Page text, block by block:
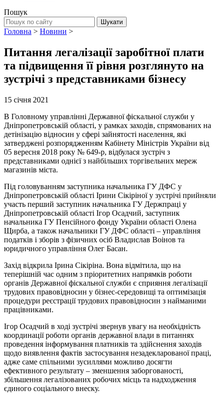
Пошук
Головна > Новини >
Питання легалізації заробітної плати
та підвищення її рівня розглянуто на
зустрічі з представниками бізнесу
15 січня 2021
В Головному управлінні Державної фіскальної служби у
Дніпропетровській області, у рамках заходів, спрямованих на
детінізацію відносин у сфері зайнятості населення, які
затверджені розпорядженням Кабінету Міністрів України від
05 вересня 2018 року № 649-р, відбулася зустріч з
представниками однієї з найбільших торгівельних мереж
магазинів міста.
Під головуванням заступника начальника ГУ ДФС у
Дніпропетровській області Ірини Сікіріної у зустрічі прийняли
участь перший заступник начальника ГУ Держпраці у
Дніпропетровській області Ігор Осадчий, заступник
начальника ГУ Пенсійного фонду України області Олена
Щирба, а також начальники ГУ ДФС області – управління
податків і зборів з фізичних осіб Владислав Воінов та
юридичного управління Олег Басан.
Захід відкрила Ірина Сікіріна. Вона відмітила, що на
теперішній час одним з пріоритетних напрямків роботи
органів Державної фіскальної служби є сприяння легалізації
трудових правовідносин у бізнес-середовищі та оптимізація
процедури реєстрації трудових правовідносин з найманими
працівниками.
Ігор Осадчий в ході зустрічі звернув увагу на необхідність
координації роботи органів державної влади в питаннях
проведення інформування платників та здійснення заходів
щодо виявлення фактів застосування незадекларованої праці,
адже саме спільними зусиллями можливо досягти
ефективного результату – зменшення заборгованості,
збільшення легалізованих робочих місць та надходження
єдиного соціального внеску.